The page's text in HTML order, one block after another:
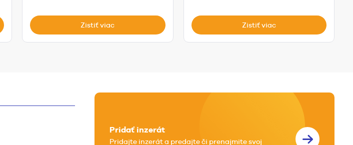
Zistiť viac Zistiť viac
Pridať inzerát
Pridajte inzerát a predajte či prenajmite svoj